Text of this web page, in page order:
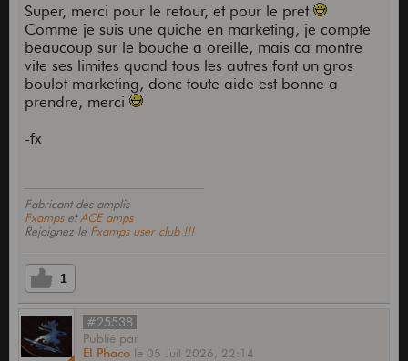
Super, merci pour le retour, et pour le pret
Comme je suis une quiche en marketing, je compte
beaucoup sur le bouche a oreille, mais ca montre
vite ses limites quand tous les autres font un gros
boulot marketing, donc toute aide est bonne a
prendre, merci
-fx
Fabricant des amplis
FxampsetACE amps
Rejoignez le Fxamps user club !!!
1
#25538
Publié par
El Phaco le 05 Juil 2026, 22:14